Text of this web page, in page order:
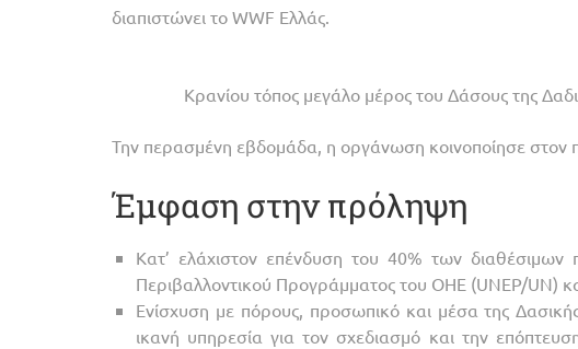
διαπιστώνει το WWF Ελλάς.
Κρανίου τόπος μεγάλο μέρος του Δάσους της
Την περασμένη εβδομάδα, η οργάνωση κοινοποίησε
Έμφαση στην πρόληψη
Κατ’ ελάχιστον επένδυση του 40% των
Περιβαλλοντικού Προγράμματος του ΟΗΕ (UNEP/UN)
Ενίσχυση με πόρους, προσωπικό και μέσα της
ικανή υπηρεσία για τον σχεδιασμό και την